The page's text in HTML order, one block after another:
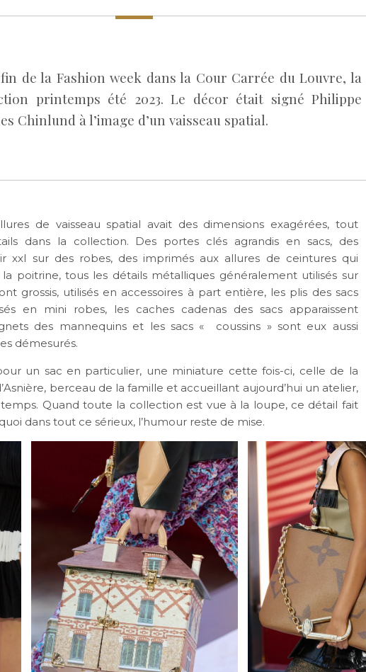
de la Fashion week dans la Cour Carrée du Louvre, la
printemps été 2023. Le décor était signé Philippe
Chinlund à l’image d’un vaisseau spatial.
de vaisseau spatial avait des dimensions exagérées, tout
dans la collection. Des portes clés agrandis en sacs, des
xxl sur des robes, des imprimés aux allures de ceintures qui
poitrine, tous les détails métalliques généralement utilisés sur
grossis, utilisés en accessoires à part entière, les plis des sacs
en mini robes, les caches cadenas des sacs apparaissent
des mannequins et les sacs « coussins » sont eux aussi
démesurés.
un sac en particulier, une miniature cette fois-ci, celle de la
berceau de la famille et accueillant aujourd’hui un atelier,
Quand toute la collection est vue à la loupe, ce détail fait
dans tout ce sérieux, l’humour reste de mise.